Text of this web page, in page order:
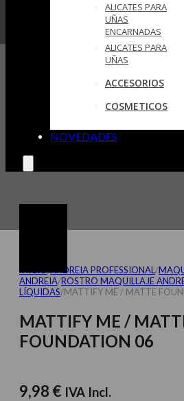
ALICATES PARA
UÑAS
ENCARNADAS
ALICATES PARA
UÑAS
ACCESORIOS
COSMETICOS
NOVEDADES
ANDREIA PROFESSIONAL /
ANDREIA/ROSTRO MAQUILLAJE
LÍQUIDAS/MATTIFY ME / MATTE
MATTIFY ME /
FOUNDATION 06
9,98 € IVA Incl.